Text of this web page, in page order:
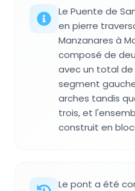
Le Puente de
en pierre
Manzanares à
composé de
avec un total de
segment
arches tandis
trois, et
construit en
Le pont a été